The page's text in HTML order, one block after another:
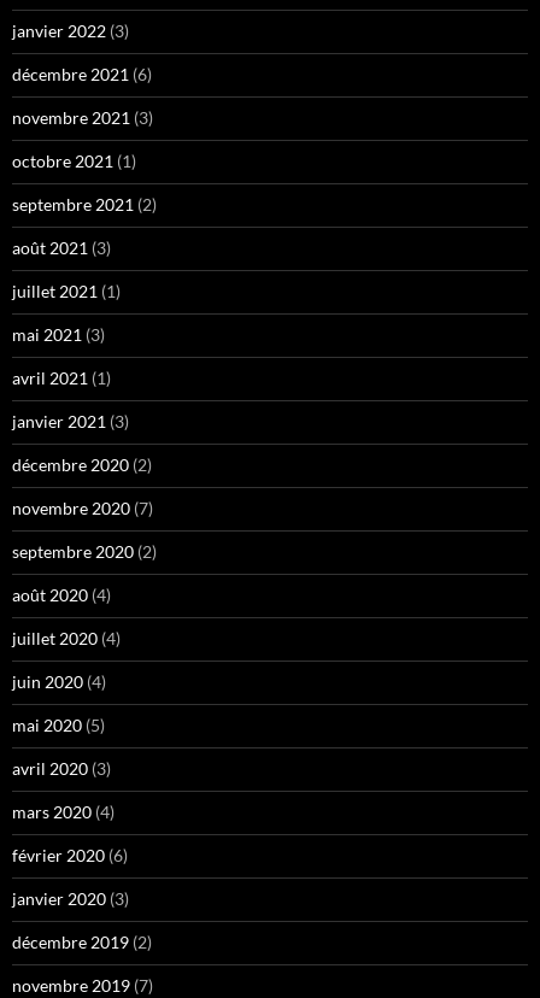
janvier 2022 (3)
décembre 2021 (6)
novembre 2021 (3)
octobre 2021 (1)
septembre 2021 (2)
août 2021 (3)
juillet 2021 (1)
mai 2021 (3)
avril 2021 (1)
janvier 2021 (3)
décembre 2020 (2)
novembre 2020 (7)
septembre 2020 (2)
août 2020 (4)
juillet 2020 (4)
juin 2020 (4)
mai 2020 (5)
avril 2020 (3)
mars 2020 (4)
février 2020 (6)
janvier 2020 (3)
décembre 2019 (2)
novembre 2019 (7)